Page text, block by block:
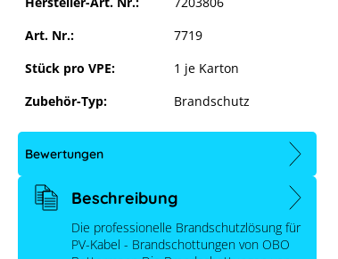
Art. Nr.:
7719
Stück pro VPE:
1 je Karton
Zubehör-Typ:
Brandschutz
Bewertungen
Beschreibung
Die professionelle Brandschutzlösung für
PV-Kabel - Brandschottungen von OBO